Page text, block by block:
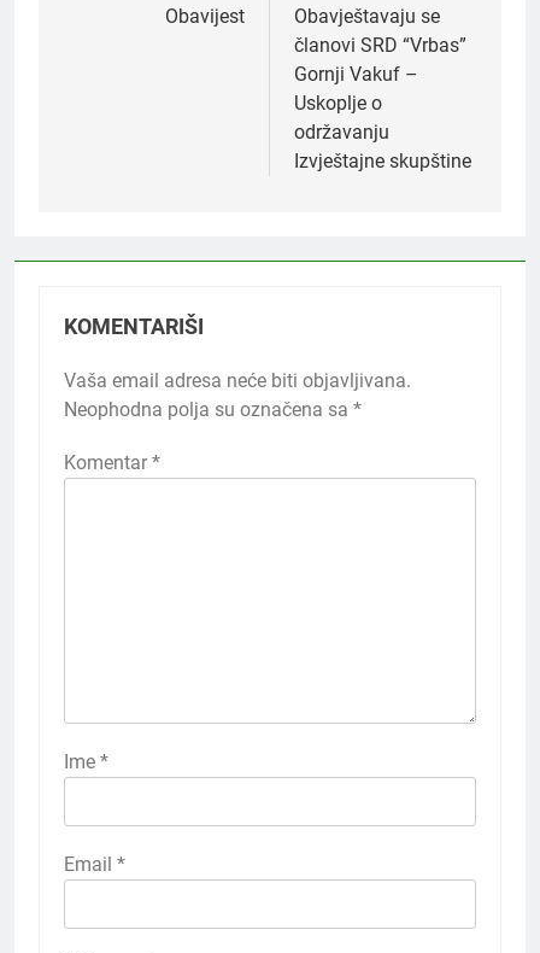
Obavijest
Obavještavaju se
članovi SRD “Vrbas”
Gornji Vakuf –
Uskoplje o
održavanju
Izvještajne skupštine
KOMENTARIŠI
Vaša email adresa neće biti objavljivana.
Neophodna polja su označena sa *
Komentar *
Ime *
Email *